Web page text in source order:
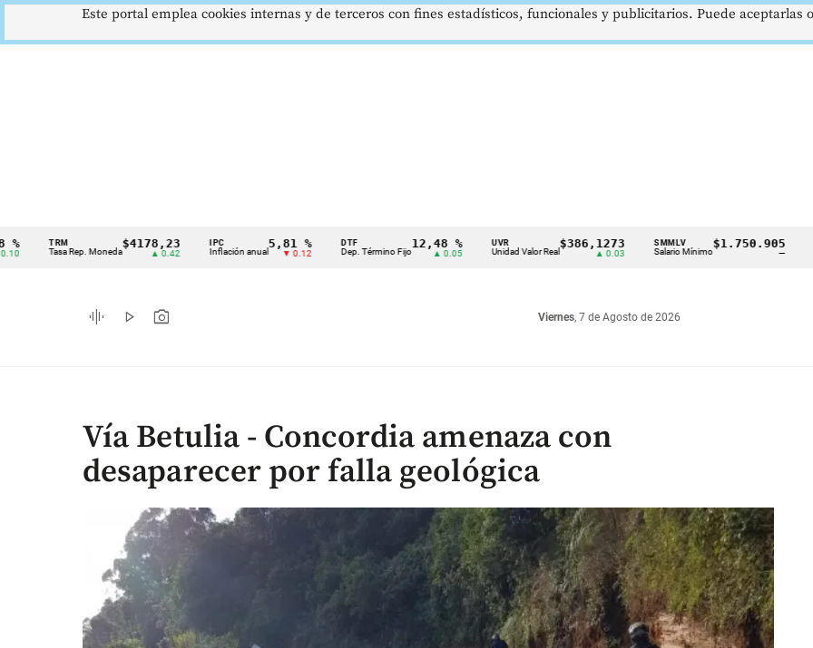
Cintillo
indicadores
económicos
TRM
Tasa Rep. Moneda
$4178,23
▲ 0.42
IPC
Inflación anual
5,81 %
▼ 0.12
DTF
Dep. Término Fijo
12,48 %
▲ 0.05
UVR
Unidad Valor Real
$386,1273
▲ 0.03
SMMLV
Salario Mínimo
$1.750.905 BRENT
Petróleo
graphic_eq play_arrow photo_camera Viernes, 7 de Agosto de 2026
Vía Betulia - Concordia amenaza con
desaparecer por falla geológica
Este portal emplea cookies internas y de terceros con fines estadísticos, funcionales y publicitarios. Puede aceptarlas